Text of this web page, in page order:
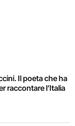
Il poeta che ha
raccontare l’Italia